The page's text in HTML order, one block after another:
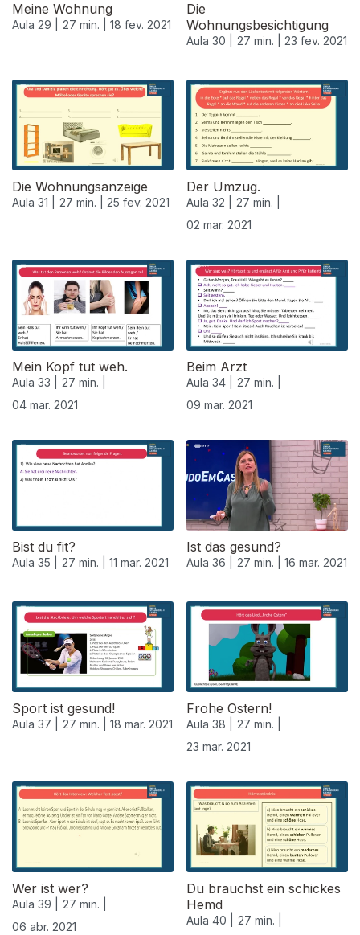
Meine Wohnung
Aula 29 | 27 min. | 18 fev. 2021
Die
Wohnungsbesichtigung
Aula 30 | 27 min. | 23 fev. 2021
Die Wohnungsanzeige
Aula 31 | 27 min. | 25 fev. 2021
Der Umzug.
Aula 32 |
27 min. |
02 mar. 2021
Mein Kopf tut weh.
Aula 33 |
27 min. |
04 mar. 2021
Beim Arzt
Aula 34 |
27 min. |
09 mar. 2021
Bist du fit?
Aula 35 | 27 min. | 11 mar. 2021
Ist das gesund?
Aula 36 | 27 min. | 16 mar. 2021
530874
Sport ist gesund!
Aula 37 | 27 min. | 18 mar. 2021
Frohe Ostern!
Aula 38 |
27 min. |
23 mar. 2021
Wer ist wer?
Aula 39 |
27 min. |
06 abr. 2021
Du brauchst ein schickes
Hemd
Aula 40 |
27 min. |